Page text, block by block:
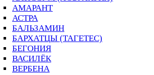
АМАРАНТ
АСТРА
БАЛЬЗАМИН
БАРХАТЦЫ (ТАГЕТЕС)
БЕГОНИЯ
ВАСИЛЁК
ВЕРБЕНА